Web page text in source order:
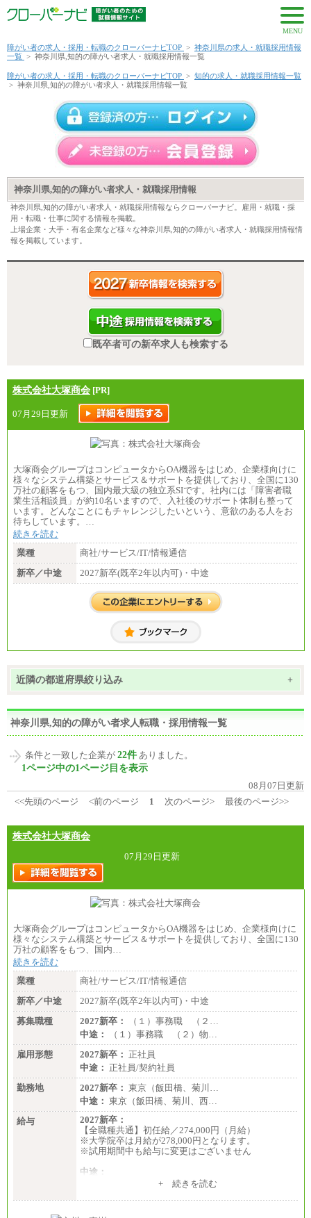
MENU
障がい者の求人・採用・転職のクローバーナビTOP > 神奈川県の求人・就職採用情報
一覧 > 神奈川県,知的の障がい者求人・就職採用情報一覧
障がい者の求人・採用・転職のクローバーナビTOP > 知的の求人・就職採用情報一覧
> 神奈川県,知的の障がい者求人・就職採用情報一覧
神奈川県,知的の障がい者求人・就職採用情報
神奈川県,知的の障がい者求人・就職採用情報ならクローバーナビ。雇用・就職・採
用・転職・仕事に関する情報を掲載。
上場企業・大手・有名企業など様々な神奈川県,知的の障がい者求人・就職採用情報情
報を掲載しています。
既卒者可の新卒求人も検索する
株式会社大塚商会 [PR]
07月29日更新
大塚商会グループはコンピュータからOA機器をはじめ、企業様向けに
様々なシステム構築とサービス＆サポートを提供しており、全国に130
万社の顧客をもつ、国内最大級の独立系SIです。社内には「障害者職
業生活相談員」が約10名いますので、入社後のサポート体制も整って
います。どんなことにもチャレンジしたいという、意欲のある人をお
待ちしています。…
続きを読む
業種
商社/サービス/IT/情報通信
新卒／中途
2027新卒(既卒2年以内可)・中途
近隣の都道府県絞り込み +
神奈川県,知的の障がい者求人転職・採用情報一覧
条件と一致した企業が 22件 ありました。
1ページ中の1ページ目を表示
08月07日更新
<<先頭のページ
<前のページ 1 次のページ> 最後のページ>>
株式会社大塚商会
07月29日更新
大塚商会グループはコンピュータからOA機器をはじめ、企業様向けに
様々なシステム構築とサービス＆サポートを提供しており、全国に130
万社の顧客をもつ、国内…
続きを読む
業種
商社/サービス/IT/情報通信
新卒／中途
2027新卒(既卒2年以内可)・中途
募集職種
2027新卒：
（１）事務職 （２…
中途：
（１）事務職 （２）物…
雇用形態
2027新卒： 正社員
中途： 正社員/契約社員
勤務地
2027新卒： 東京（飯田橋、菊川…
中途： 東京（飯田橋、菊川、西…
給与
2027新卒：
【全職種共通】初任給／274,000円（月給）
※大学院卒は月給が278,000円となります。
※試用期間中も給与に変更はございません
中途：
（１）～（４）274,000円（月給）～
※経験・年齢などを考慮のうえ、当社規程により優
+ 続きを読む